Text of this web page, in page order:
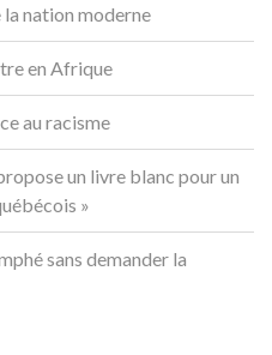
nation moderne
en Afrique
au racisme
un livre blanc pour un
»
sans demander la